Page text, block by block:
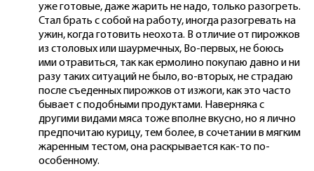
уже готовые, даже жарить не надо, только разогреть.
Стал брать с собой на работу, иногда разогревать на
ужин, когда готовить неохота. В отличие от пирожков
из столовых или шаурмечных, Во-первых, не боюсь
ими отравиться, так как ермолино покупаю давно и ни
разу таких ситуаций не было, во-вторых, не страдаю
после съеденных пирожков от изжоги, как это часто
бывает с подобными продуктами. Наверняка с
другими видами мяса тоже вполне вкусно, но я лично
предпочитаю курицу, тем более, в сочетании в мягким
жаренным тестом, она раскрывается как-то по-
особенному.